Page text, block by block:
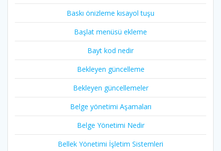
Baskı önizleme kısayol tuşu
Başlat menüsü ekleme
Bayt kod nedir
Bekleyen güncelleme
Bekleyen güncellemeler
Belge yönetimi Aşamaları
Belge Yönetimi Nedir
Bellek Yönetimi İşletim Sistemleri